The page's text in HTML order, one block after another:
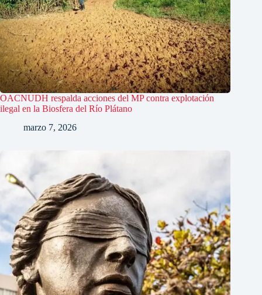
OACNUDH respalda acciones del MP contra explotación
ilegal en la Biosfera del Río Plátano
marzo 7, 2026